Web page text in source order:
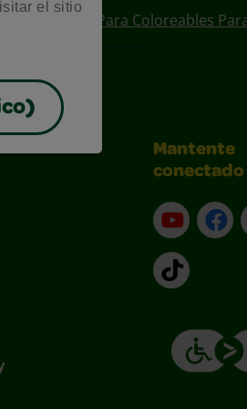
el sitio
Diseños Para Coloreables
Mantente
conectado
YouTube
TikTok